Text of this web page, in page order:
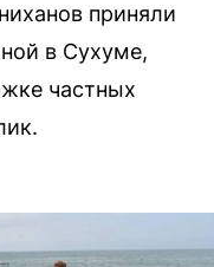
приняли
в Сухуме,
частных